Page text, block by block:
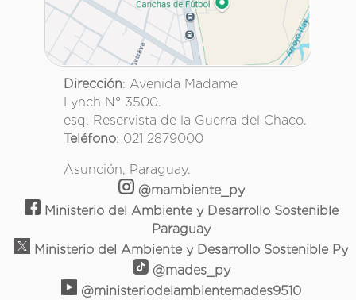
Dirección: Avenida Madame
Lynch N° 3500.
esq. Reservista de la Guerra del Chaco.
Teléfono: 021 2879000
Asunción, Paraguay.
@mambiente_py
Ministerio del Ambiente y Desarrollo Sostenible
Paraguay
Ministerio del Ambiente y Desarrollo Sostenible Py
@mades_py
@ministeriodelambientemades9510